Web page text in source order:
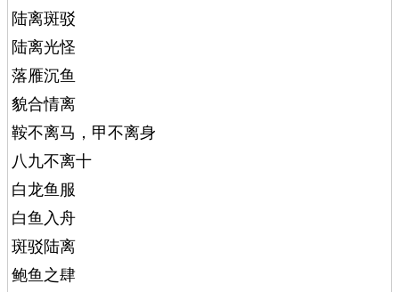
陆离斑驳
陆离光怪
落雁沉鱼
貌合情离
鞍不离马，甲不离身
八九不离十
白龙鱼服
白鱼入舟
斑驳陆离
鲍鱼之肆